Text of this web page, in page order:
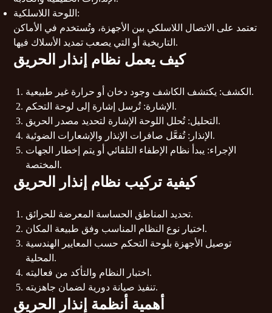
اللوحة اللاسلكية:
تعتمد على الاتصال اللاسلكي بين الأجهزة، وتُستخدم في الأماكن
التاريخية أو التي يصعب تمديد الأسلاك فيها.
كيف يعمل نظام إنذار الحريق
الكشف: يكتشف الكاشف وجود دخان أو حرارة غير طبيعية.
الإشارة: تُرسل إشارة إلى لوحة التحكم.
التحليل: تُحلل اللوحة الإشارة لتحديد مصدر الحريق.
الإنذار: تُفعَّل صافرات الإنذار والإشعارات الضوئية.
الإجراء: يبدأ نظام الإطفاء التلقائي أو يتم إخطار الجهات
المختصة.
كيفية تركيب نظام إنذار الحريق
تحديد المناطق الحساسة المعرضة للحرائق.
اختيار نوع النظام المناسب وفق طبيعة المكان.
توصيل الأجهزة بلوحة التحكم حسب المعايير الهندسية
المحلية.
اختبار النظام والتأكد من فعاليته.
تنفيذ صيانة دورية لضمان جاهزيته.
أهمية أنظمة إنذار الحريق